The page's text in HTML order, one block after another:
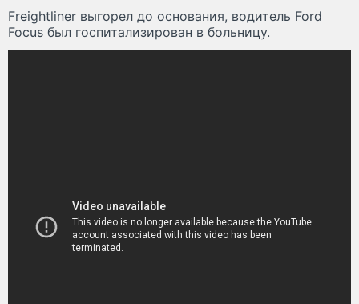
Freightliner выгорел до основания, водитель Ford
Focus был госпитализирован в больницу.